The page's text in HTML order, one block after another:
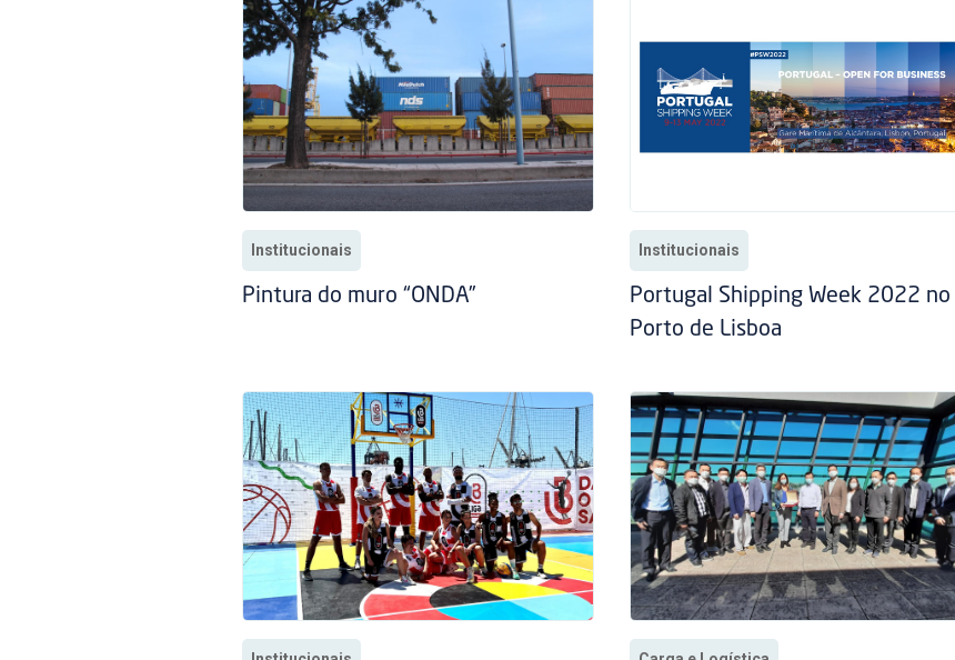
Institucionais
Pintura do muro “ONDA”
Institucionais
Portugal Shipping Week 2022 no
Porto de Lisboa